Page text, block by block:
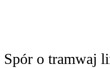
Spór o tramwaj